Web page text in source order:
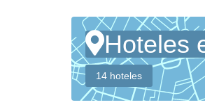
Hoteles
14 hoteles